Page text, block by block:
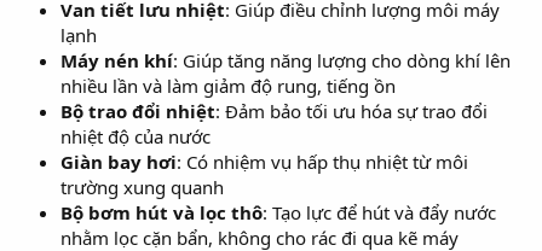
Van tiết lưu nhiệt: Giúp điều chỉnh lượng môi máy
lạnh
Máy nén khí: Giúp tăng năng lượng cho dòng khí lên
nhiều lần và làm giảm độ rung, tiếng ồn
Bộ trao đổi nhiệt: Đảm bảo tối ưu hóa sự trao đổi
nhiệt độ của nước
Giàn bay hơi: Có nhiệm vụ hấp thụ nhiệt từ môi
trường xung quanh
Bộ bơm hút và lọc thô: Tạo lực để hút và đẩy nước
nhằm lọc cặn bẩn, không cho rác đi qua kẽ máy